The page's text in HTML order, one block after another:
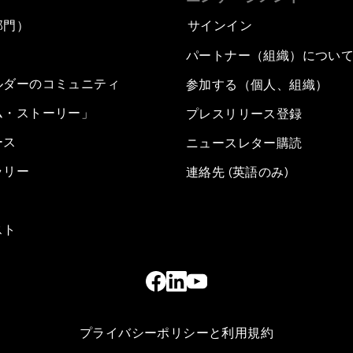
）
ーのコミュニティ
ストーリー」
リー
サインイン
パートナー（組織）につい
参加する（個人、組織）
プレスリリース登録
ニュースレター購読
連絡先 (英語のみ)
プライバシーポリシーと利用規約